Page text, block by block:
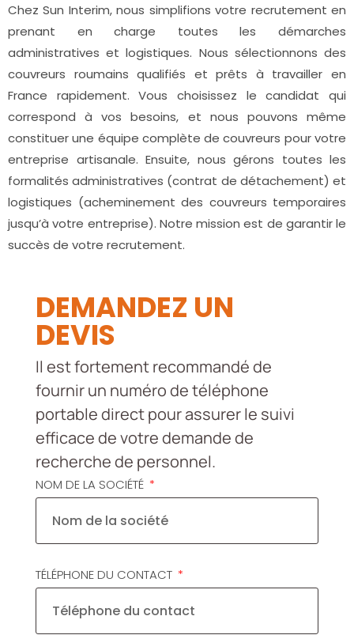
Chez Sun Interim, nous simplifions votre recrutement en
prenant en charge toutes les démarches
administratives et logistiques. Nous sélectionnons des
couvreurs roumains qualifiés et prêts à travailler en
France rapidement. Vous choisissez le candidat qui
correspond à vos besoins, et nous pouvons même
constituer une équipe complète de couvreurs pour votre
entreprise artisanale. Ensuite, nous gérons toutes les
formalités administratives (contrat de détachement) et
logistiques (acheminement des couvreurs temporaires
jusqu’à votre entreprise). Notre mission est de garantir le
succès de votre recrutement.
DEMANDEZ UN
DEVIS
Il est fortement recommandé de
fournir un numéro de téléphone
portable direct pour assurer le suivi
efficace de votre demande de
recherche de personnel.
NOM DE LA SOCIÉTÉ
TÉLÉPHONE DU CONTACT